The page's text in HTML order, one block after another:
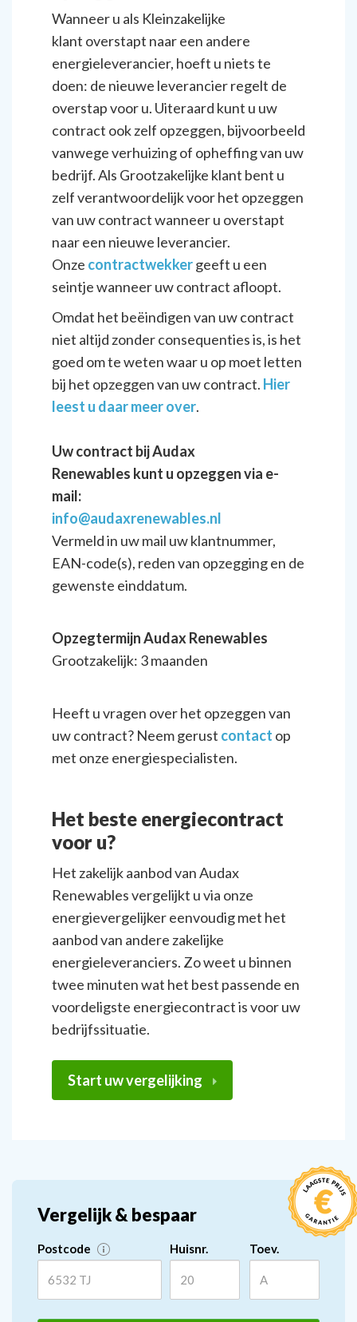
Wanneer u als Kleinzakelijke
klant overstapt naar een andere
energieleverancier, hoeft u niets te
doen: de nieuwe leverancier regelt de
overstap voor u. Uiteraard kunt u uw
contract ook zelf opzeggen, bijvoorbeeld
vanwege verhuizing of opheffing van uw
bedrijf. Als Grootzakelijke klant bent u
zelf verantwoordelijk voor het opzeggen
van uw contract wanneer u overstapt
naar een nieuwe leverancier.
Onze contractwekkergeeft u een
seintje wanneer uw contract afloopt.
Omdat het beëindigen van uw contract
niet altijd zonder consequenties is, is het
goed om te weten waar u op moet letten
bij het opzeggen van uw contract. Hier
leest u daar meer over.
Uw contract bij Audax
Renewables kunt u opzeggen via e-
mail:
info@audaxrenewables.nl
Vermeld in uw mail uw klantnummer,
EAN-code(s), reden van opzegging en de
gewenste einddatum.
Opzegtermijn Audax Renewables
Grootzakelijk: 3 maanden
Heeft u vragen over het opzeggen van
uw contract? Neem gerust contact op
met onze energiespecialisten.
Het beste energiecontract
voor u?
Het zakelijk aanbod van Audax
Renewables vergelijkt u via onze
energievergelijker eenvoudig met het
aanbod van andere zakelijke
energieleveranciers. Zo weet u binnen
twee minuten wat het best passende en
voordeligste energiecontract is voor uw
bedrijfssituatie.
Start uw vergelijking
Vergelijk & bespaar
Postcode Huisnr. Toev.